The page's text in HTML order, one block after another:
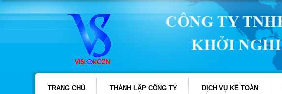
TRANG CHỦ THÀNH LẬP CÔNG TY DỊCH VỤ KẾ TOÁN